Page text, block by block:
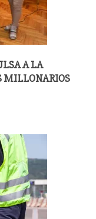
A LA
MILLONARIOS